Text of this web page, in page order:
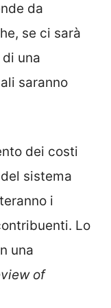
da
se ci sarà
una
saranno
dei costi
sistema
i
Lo
una
of